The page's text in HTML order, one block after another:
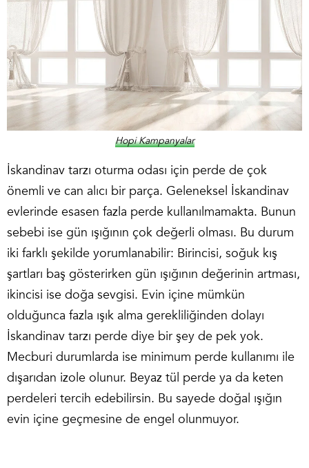
Hopi Kampanyalar
İskandinav tarzı oturma odası için perde de çok
önemli ve can alıcı bir parça. Geleneksel İskandinav
evlerinde esasen fazla perde kullanılmamakta. Bunun
sebebi ise gün ışığının çok değerli olması. Bu durum
iki farklı şekilde yorumlanabilir: Birincisi, soğuk kış
şartları baş gösterirken gün ışığının değerinin artması,
ikincisi ise doğa sevgisi. Evin içine mümkün
olduğunca fazla ışık alma gerekliliğinden dolayı
İskandinav tarzı perde diye bir şey de pek yok.
Mecburi durumlarda ise minimum perde kullanımı ile
dışarıdan izole olunur. Beyaz tül perde ya da keten
perdeleri tercih edebilirsin. Bu sayede doğal ışığın
evin içine geçmesine de engel olunmuyor.